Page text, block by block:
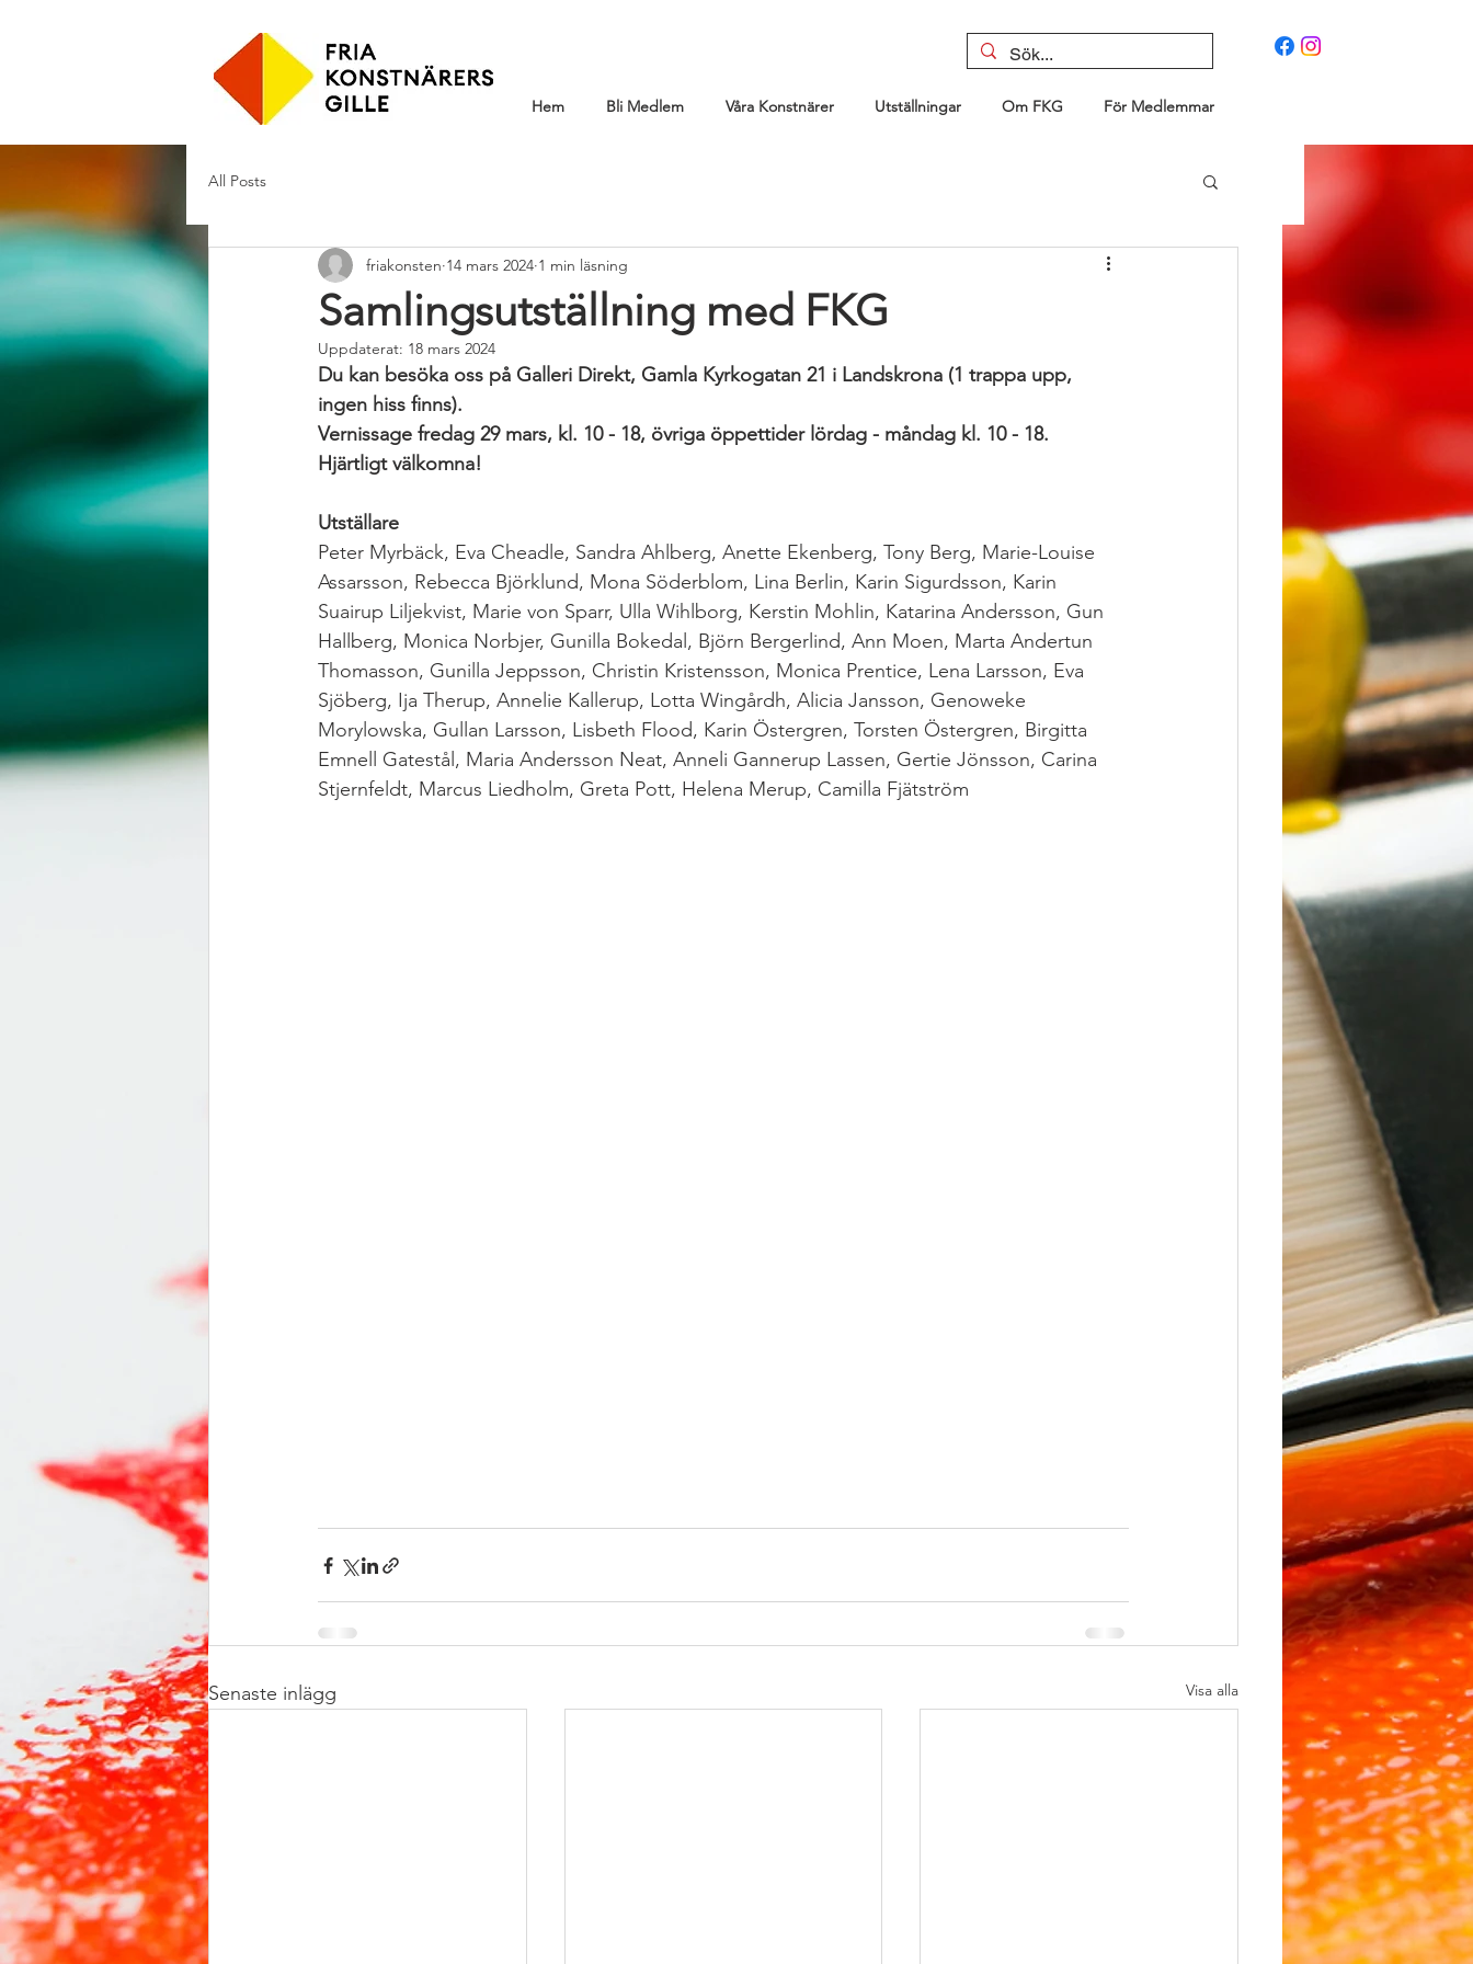
Hem Bli Medlem Våra Konstnärer Utställningar Om FKG För Medlemmar
All Posts
Samlingsutställning med FKG
friakonsten 14 mars 2024 1 min läsning
Uppdaterat: 18 mars 2024
Du kan besöka oss på Galleri Direkt, Gamla Kyrkogatan 21 i Landskrona (1 trappa upp,
ingen hiss finns).
Vernissage fredag 29 mars, kl. 10 - 18, övriga öppettider lördag - måndag kl. 10 - 18.
Hjärtligt välkomna!
Utställare
Peter Myrbäck, Eva Cheadle, Sandra Ahlberg, Anette Ekenberg, Tony Berg, Marie-Louise
Assarsson, Rebecca Björklund, Mona Söderblom, Lina Berlin, Karin Sigurdsson, Karin
Suairup Liljekvist, Marie von Sparr, Ulla Wihlborg, Kerstin Mohlin, Katarina Andersson, Gun
Hallberg, Monica Norbjer, Gunilla Bokedal, Björn Bergerlind, Ann Moen, Marta Andertun
Thomasson, Gunilla Jeppsson, Christin Kristensson, Monica Prentice, Lena Larsson, Eva
Sjöberg, Ija Therup, Annelie Kallerup, Lotta Wingårdh, Alicia Jansson, Genoweke
Morylowska, Gullan Larsson, Lisbeth Flood, Karin Östergren, Torsten Östergren, Birgitta
Emnell Gatestål, Maria Andersson Neat, Anneli Gannerup Lassen, Gertie Jönsson, Carina
Stjernfeldt, Marcus Liedholm, Greta Pott, Helena Merup, Camilla Fjätström
Senaste inlägg Visa alla